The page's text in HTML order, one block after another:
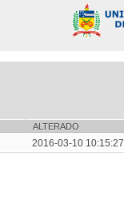
ALTERADO
2016-03-10 10:15:27